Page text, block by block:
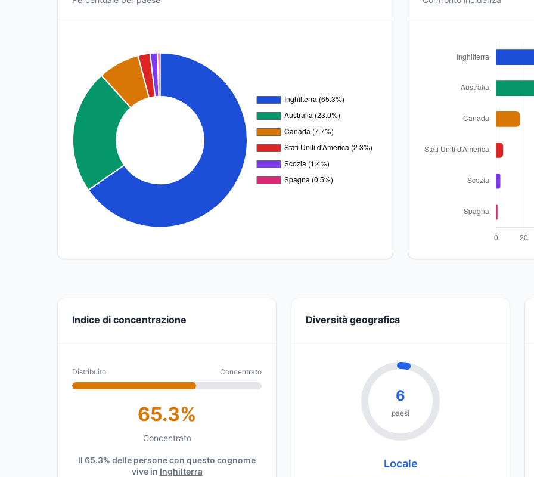
Indice di concentrazione
Distribuito Concentrato
65.3%
Concentrato
Il 65.3% delle persone con questo cognome
vive in Inghilterra
Diversità geografica
6
paesi
Locale